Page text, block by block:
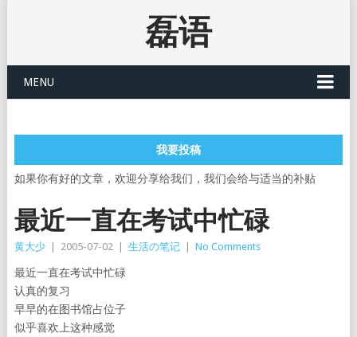
磊语
MENU
我要投稿
如果你有好的文章，欢迎分享给我们，我们会给与适当的补贴
最近一直在考试中忙碌
黄大少 2005-07-02 生活の笔记 No Comments
最近一直在考试中忙碌
认真的复习
早早的在图书馆占位子
似乎喜欢上这种感觉